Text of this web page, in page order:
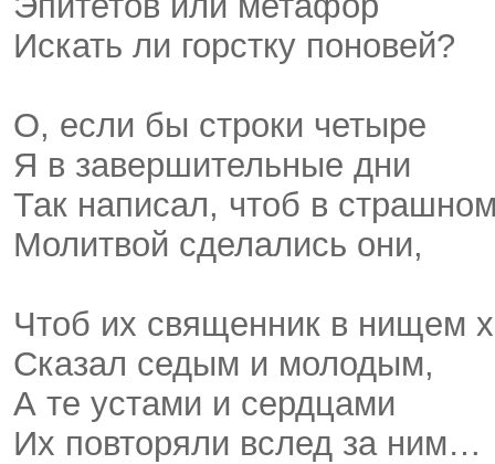
Искать ли горстку поновей?
О, если бы строки четыре
Я в завершительные дни
Так написал, чтоб в
Молитвой сделались они,
Чтоб их священник в нищем
Сказал седым и молодым,
А те устами и сердцами
Их повторяли вслед за ним…